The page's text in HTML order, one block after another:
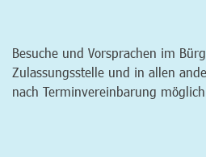
Besuche und Vorsprachen im
Zulassungsstelle und in allen
nach Terminvereinbarung möglich.